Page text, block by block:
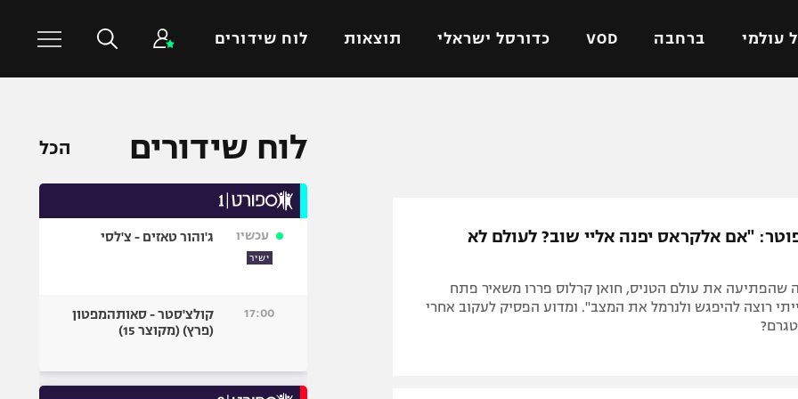
עולמי ברחבה VOD כדורסל ישראלי תוצאות לוח שידורים
ישראל
ליגה איטלקית
הפועל ירושלים
כדורסל עולמי
כדורעף
ספורט אולימפי
היאבקות WWE
"אם אלקראס יפנה אליי שוב? לעולם לא
שהפתיעה את עולם הטניס, חואן קרלוס פררו משאיר פתח
רוצה להיפגש ולנרמל את המצב". ומדוע הפסיק לעקוב אחרי
לוח שידורים הכל
עכשיו
ישיר
ג'והור טאזים - צ'לסי
17:00
קולצ'סטר - סאותהמפטון
(פרץ) (מקוצר 15)